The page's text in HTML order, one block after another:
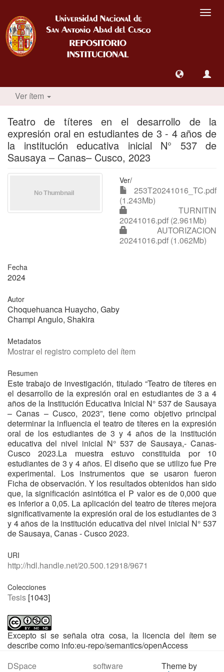
Ver ítem
Teatro de títeres en el desarrollo de la
expresión oral en estudiantes de 3 - 4 años de
la institución educativa inicial N° 537 de
Sausaya – Canas– Cusco, 2023
Ver/
253T20241016_TC.pdf
(1.243Mb)
TURNITIN
20241016.pdf (2.961Mb)
AUTORIZACION
20241016.pdf (1.062Mb)
Fecha
2024
Autor
Choquehuanca Huaycho, Gaby
Champi Angulo, Shakira
Metadatos
Mostrar el registro completo del ítem
Resumen
Este trabajo de investigación, titulado “Teatro de títeres en
el desarrollo de la expresión oral en estudiantes de 3 a 4
años de la Institución Educativa Inicial N° 537 de Sausaya
– Canas – Cusco, 2023”, tiene como objetivo principal
determinar la influencia el teatro de títeres en la expresión
oral de los estudiantes de 3 y 4 años de la institución
educativa del nivel inicial N° 537 de Sausaya,- Canas-
Cusco 2023.La muestra estuvo constituida por 10
estudiantes de 3 y 4 años. El diseño que se utilizo fue Pre
experimental. Los instrumentos que se usaron fueron
Ficha de observación. Y los resultados obtenidos han sido
que, la significación asintótica el P valor es de 0,000 que
es inferior a 0,05. La aplicación del teatro de títeres mejora
significativamente la expresión oral de los estudiantes de 3
y 4 años de la institución educativa del nivel inicial N° 537
de Sausaya, Canas - Cusco 2023.
URI
http://hdl.handle.net/20.500.12918/9671
Colecciones
Tesis [1043]
Excepto si se señala otra cosa, la licencia del ítem se
describe como info:eu-repo/semantics/openAccess
DSpace software
Theme by